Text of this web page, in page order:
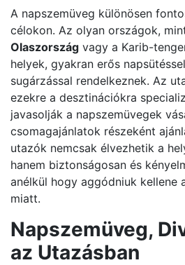
A napszemüveg különösen
célokon. Az olyan országok,
Olaszország vagy a Karib-
helyek, gyakran erős
sugárzással rendelkeznek. Az
ezekre a desztinációkra
javasolják a napszemüvegek
csomagajánlatok részeként
utazók nemcsak élvezhetik a
hanem biztonságosan és
anélkül hogy aggódniuk kellene
miatt.
Napszemüveg,
az Utazásban